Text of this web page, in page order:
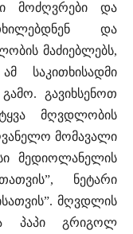
მოძღვრები და
და
მაძიებლებს,
საკითხისადმი
გავიხსენოთ
მღვდლობის
მომავალი
მედიოლანელის
ნეტარი
მღვდლის
პაპი გრიგოლ